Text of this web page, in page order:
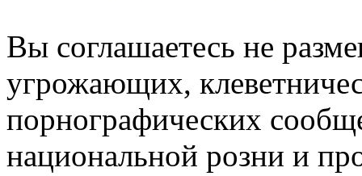
Вы соглашаетесь не
угрожающих,
порнографических
национальной розни и